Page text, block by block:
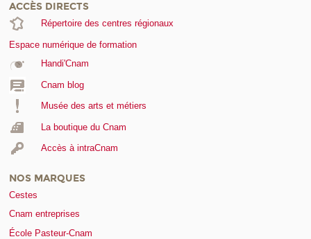
ACCÈS DIRECTS
Répertoire des centres régionaux
Espace numérique de formation
Handi'Cnam
Cnam blog
Musée des arts et métiers
La boutique du Cnam
Accès à intraCnam
NOS MARQUES
Cestes
Cnam entreprises
École Pasteur-Cnam